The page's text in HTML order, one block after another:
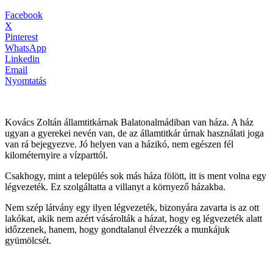
Facebook
X
Pinterest
WhatsApp
Linkedin
Email
Nyomtatás
Kovács Zoltán államtitkárnak Balatonalmádiban van háza. A ház
ugyan a gyerekei nevén van, de az államtitkár úrnak használati joga
van rá bejegyezve. Jó helyen van a házikó, nem egészen fél
kilométernyire a vízparttól.
Csakhogy, mint a település sok más háza fölött, itt is ment volna egy
légvezeték. Ez szolgáltatta a villanyt a környező házakba.
Nem szép látvány egy ilyen légvezeték, bizonyára zavarta is az ott
lakókat, akik nem azért vásárolták a házat, hogy eg légvezeték alatt
időzzenek, hanem, hogy gondtalanul élvezzék a munkájuk
gyümölcsét.